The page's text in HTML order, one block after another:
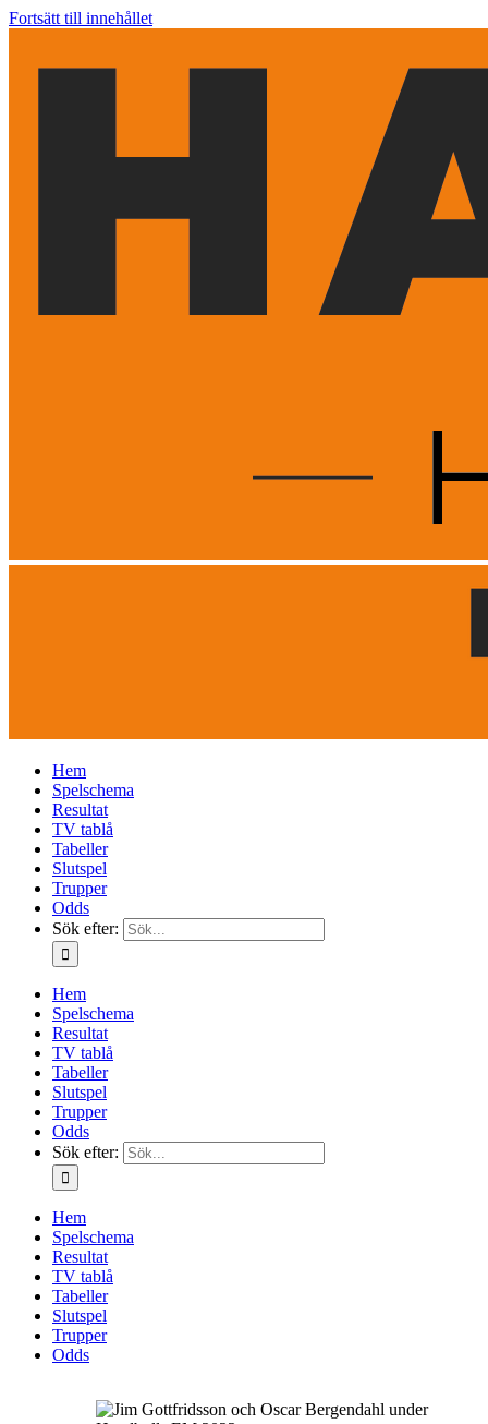
Fortsätt till innehållet
Hem
Spelschema
Resultat
TV tablå
Tabeller
Slutspel
Trupper
Odds
Sök efter:
Hem
Spelschema
Resultat
TV tablå
Tabeller
Slutspel
Trupper
Odds
Sök efter:
Hem
Spelschema
Resultat
TV tablå
Tabeller
Slutspel
Trupper
Odds